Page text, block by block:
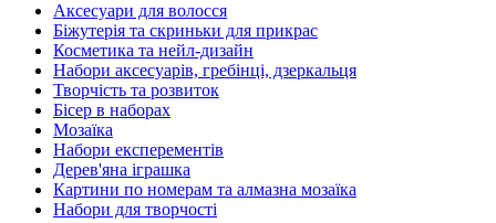
Аксесуари для волосся
Біжутерія та скриньки для прикрас
Косметика та нейл-дизайн
Набори аксесуарів, гребінці, дзеркальця
Творчість та розвиток
Бісер в наборах
Мозаїка
Набори експерементів
Дерев'яна іграшка
Картини по номерам та алмазна мозаїка
Набори для творчості